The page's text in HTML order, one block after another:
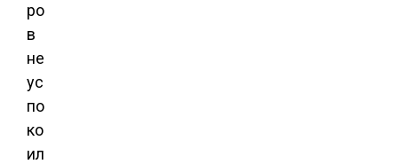
ро
в
не
ус
по
ко
ил